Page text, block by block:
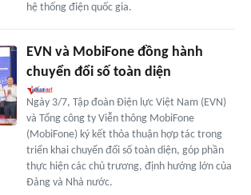
hệ thống điện quốc gia.
EVN và MobiFone đồng hành
chuyển đổi số toàn diện
Ngày 3/7, Tập đoàn Điện lực Việt Nam (EVN)
và Tổng công ty Viễn thông MobiFone
(MobiFone) ký kết thỏa thuận hợp tác trong
triển khai chuyển đổi số toàn diện, góp phần
thực hiện các chủ trương, định hướng lớn của
Đảng và Nhà nước.